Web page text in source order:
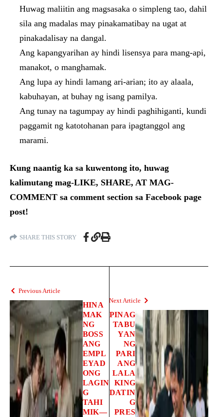
Huwag maliitin ang magsasaka o simpleng tao, dahil
sila ang madalas may pinakamatibay na ugat at
pinakadalisay na dangal.
Ang kapangyarihan ay hindi lisensya para mang-api,
manakot, o manghamak.
Ang lupa ay hindi lamang ari-arian; ito ay alaala,
kabuhayan, at buhay ng isang pamilya.
Ang tunay na tagumpay ay hindi paghihiganti, kundi
paggamit ng katotohanan para ipagtanggol ang
marami.
Kung naantig ka sa kuwentong ito, huwag
kalimutang mag-LIKE, SHARE, AT MAG-
COMMENT sa comment section sa Facebook page
post!
SHARE THIS STORY
Previous Article
HINA
MAK
NG
BOSS
ANG
EMPL
EYAD
ONG
LAGIN
G
TAHI
MIK—
Next Article
PINAG
TABU
YAN
NG
PARI
ANG
LALA
KING
DATIN
G
PRES